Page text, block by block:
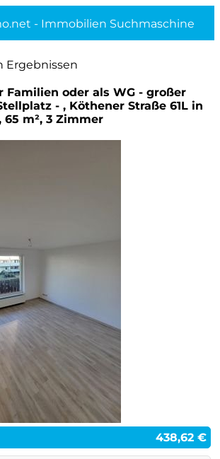
- Immobilien Suchmaschine
Ergebnissen
Familien oder als WG - großer
- , Köthener Straße 61L in
65 m², 3 Zimmer
438,62 €